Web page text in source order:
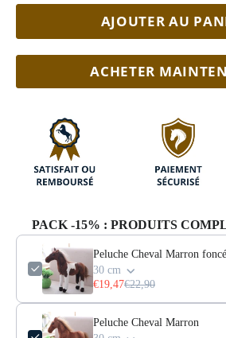
AJOUTER AU
ACHETER
PACK -15% : PRODUITS
Peluche Cheval Marron
30 cm
€19,47€22,90
Peluche Cheval Marron